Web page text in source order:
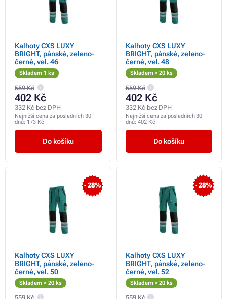
Kalhoty CXS LUXY
BRIGHT, pánské, zeleno-
černé, vel. 46
Skladem 1 ks
559 Kč
402 Kč
332 Kč bez DPH
Nejnižší cena za posledních 30
dnů: 173 Kč
Do košíku
Kalhoty CXS LUXY
BRIGHT, pánské, zeleno-
černé, vel. 48
Skladem > 20 ks
559 Kč
402 Kč
332 Kč bez DPH
Nejnižší cena za posledních 30
dnů: 402 Kč
Do košíku
- 28%
Kalhoty CXS LUXY
BRIGHT, pánské, zeleno-
černé, vel. 50
Skladem > 20 ks
- 28%
Kalhoty CXS LUXY
BRIGHT, pánské, zeleno-
černé, vel. 52
Skladem > 20 ks